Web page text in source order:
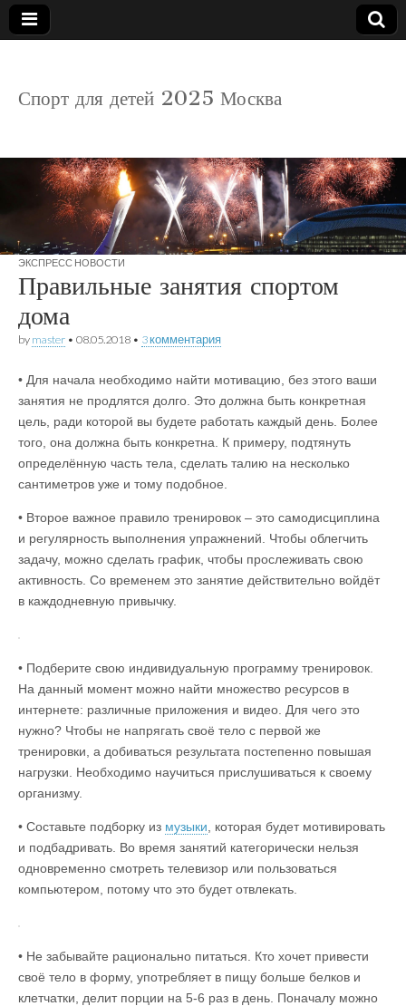
детский
Спорт для детей 2025 Москва
ЭКСПРЕСС НОВОСТИ
Правильные занятия спортом
дома
by master • 08.05.2018 • 3 комментария
• Для начала необходимо найти мотивацию, без этого ваши
занятия не продлятся долго. Это должна быть конкретная
цель, ради которой вы будете работать каждый день. Более
того, она должна быть конкретна. К примеру, подтянуть
определённую часть тела, сделать талию на несколько
сантиметров уже и тому подобное.
• Второе важное правило тренировок – это самодисциплина
и регулярность выполнения упражнений. Чтобы облегчить
задачу, можно сделать график, чтобы прослеживать свою
активность. Со временем это занятие действительно войдёт
в каждодневную привычку.
• Подберите свою индивидуальную программу тренировок.
На данный момент можно найти множество ресурсов в
интернете: различные приложения и видео. Для чего это
нужно? Чтобы не напрягать своё тело с первой же
тренировки, а добиваться результата постепенно повышая
нагрузки. Необходимо научиться прислушиваться к своему
организму.
• Составьте подборку из музыки , которая будет мотивировать
и подбадривать. Во время занятий категорически нельзя
одновременно смотреть телевизор или пользоваться
компьютером, потому что это будет отвлекать.
• Не забывайте рационально питаться. Кто хочет привести
своё тело в форму, употребляет в пищу больше белков и
клетчатки, делит порции на 5-6 раз в день. Поначалу можно